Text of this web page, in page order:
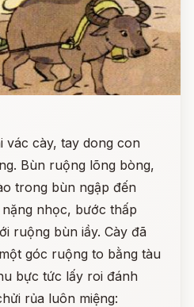
vác cày, tay dong con
Bùn ruộng lõng bòng,
trong bùn ngập đến
nhọc, bước thấp
ruộng bùn iầy. Cày đã
góc ruộng to bằng tàu
bực tức lấy roi đánh
rủa luôn miệng: